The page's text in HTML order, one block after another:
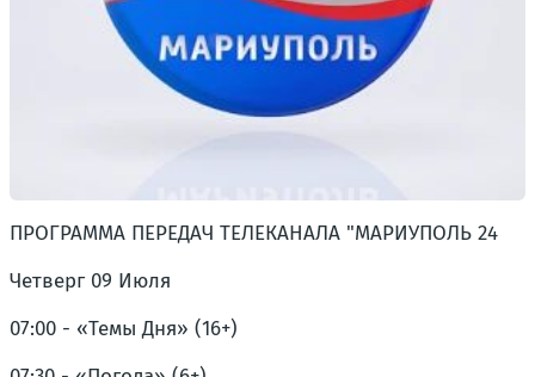
ПРОГРАММА ПЕРЕДАЧ ТЕЛЕКАНАЛА "МАРИУПОЛЬ 24
Четверг 09 Июля
07:00 - «Темы Дня» (16+)